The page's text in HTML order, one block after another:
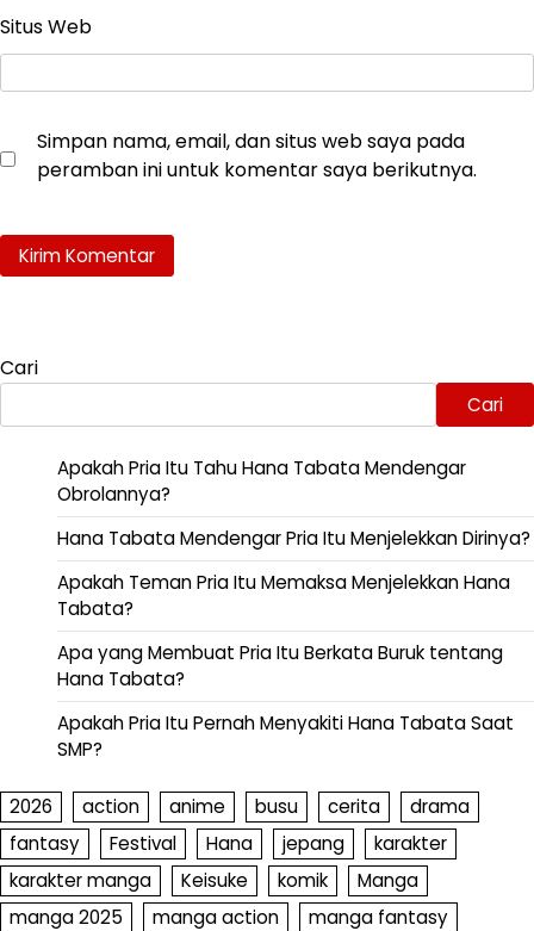
Situs Web
Simpan nama, email, dan situs web saya pada
peramban ini untuk komentar saya berikutnya.
Cari
Cari
Apakah Pria Itu Tahu Hana Tabata Mendengar
Obrolannya?
Hana Tabata Mendengar Pria Itu Menjelekkan Dirinya?
Apakah Teman Pria Itu Memaksa Menjelekkan Hana
Tabata?
Apa yang Membuat Pria Itu Berkata Buruk tentang
Hana Tabata?
Apakah Pria Itu Pernah Menyakiti Hana Tabata Saat
SMP?
2026 action anime busu cerita
drama
fantasy
Festival Hana jepang
karakter
karakter manga
Keisuke komik
Manga
manga 2025
manga action
manga fantasy